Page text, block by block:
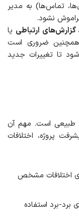
تماس‌ها) به مدیر
نشود.
ارتباطی یا
همچنین ضروری است
تا تغییرات جدید
طبیعی است. مهم آن
پروژه، اختلافات
اختلافات مشخص
برد-برد استفاده